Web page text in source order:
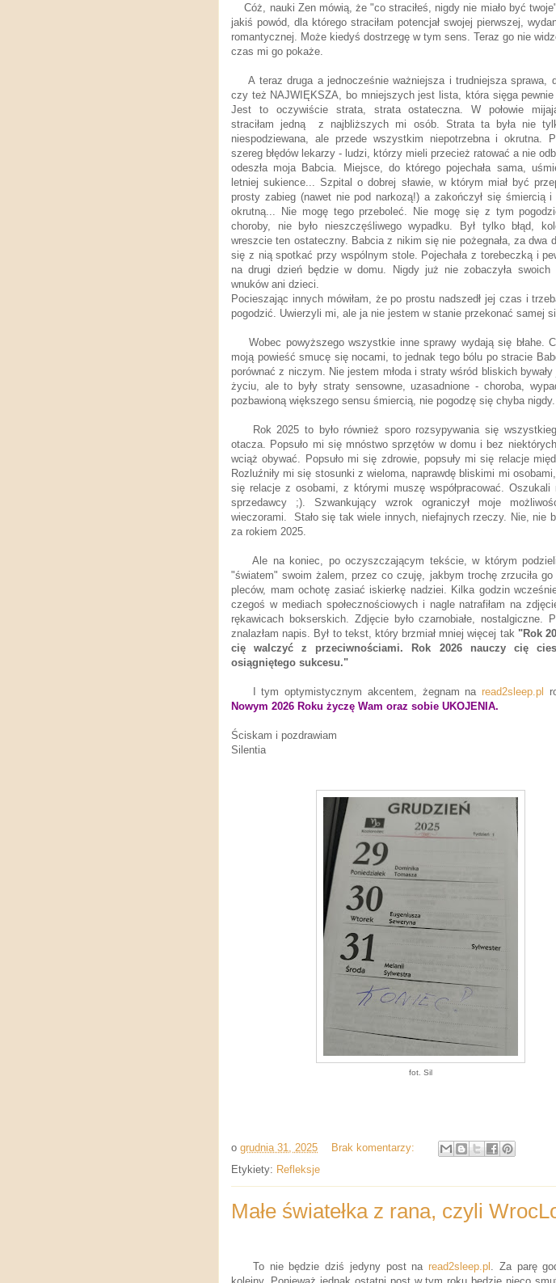
Cóż, nauki Zen mówią, że "co straciłeś, nigdy nie miało być
jakiś powód, dla którego straciłam potencjał swojej pierwszej,
romantycznej. Może kiedyś dostrzegę w tym sens. Teraz go nie
czas mi go pokaże.
A teraz druga a jednocześnie ważniejsza i trudniejsza sprawa,
czy też NAJWIĘKSZA, bo mniejszych jest lista, która sięga pewnie
Jest to oczywiście strata, strata ostateczna. W połowie
straciłam jedną z najbliższych mi osób. Strata ta była nie
niespodziewana, ale przede wszystkim niepotrzebna i okrutna.
szereg błędów lekarzy - ludzi, którzy mieli przecież ratować a nie
odeszła moja Babcia. Miejsce, do którego pojechała sama,
letniej sukience... Szpital o dobrej sławie, w którym miał być
prosty zabieg (nawet nie pod narkozą!) a zakończył się śmiercią
okrutną... Nie mogę tego przeboleć. Nie mogę się z tym
choroby, nie było nieszczęśliwego wypadku. Był tylko błąd,
wreszcie ten ostateczny. Babcia z nikim się nie pożegnała, za dwa
się z nią spotkać przy wspólnym stole. Pojechała z torebeczką i
na drugi dzień będzie w domu. Nigdy już nie zobaczyła swoich
wnuków ani dzieci.
Pocieszając innych mówiłam, że po prostu nadszedł jej czas i
pogodzić. Uwierzyli mi, ale ja nie jestem w stanie przekonać samej
Wobec powyższego wszystkie inne sprawy wydają się błahe.
moją powieść smucę się nocami, to jednak tego bólu po stracie
porównać z niczym. Nie jestem młoda i straty wśród bliskich
życiu, ale to były straty sensowne, uzasadnione - choroba,
pozbawioną większego sensu śmiercią, nie pogodzę się chyba nigdy.
Rok 2025 to było również sporo rozsypywania się
otacza. Popsuło mi się mnóstwo sprzętów w domu i bez
wciąż obywać. Popsuło mi się zdrowie, popsuły mi się relacje
Rozluźniły mi się stosunki z wieloma, naprawdę bliskimi mi
się relacje z osobami, z którymi muszę współpracować. Oszukali
sprzedawcy ;). Szwankujący wzrok ograniczył moje
wieczorami. Stało się tak wiele innych, niefajnych rzeczy. Nie, nie
za rokiem 2025.
Ale na koniec, po oczyszczającym tekście, w którym
"światem" swoim żalem, przez co czuję, jakbym trochę zrzuciła go
pleców, mam ochotę zasiać iskierkę nadziei. Kilka godzin
czegoś w mediach społecznościowych i nagle natrafiłam na
rękawicach bokserskich. Zdjęcie było czarnobiałe, nostalgiczne.
znalazłam napis. Był to tekst, który brzmiał mniej więcej tak "Rok
cię walczyć z przeciwnościami. Rok 2026 nauczy cię
osiągniętego sukcesu."
I tym optymistycznym akcentem, żegnam na read2sleep.pl
Nowym 2026 Roku życzę Wam oraz sobie UKOJENIA.
Ściskam i pozdrawiam
Silentia
fot. Sil
o grudnia 31, 2025
Brak komentarzy:
Etykiety: Refleksje
Małe światełka z rana, czyli
To nie będzie dziś jedyny post naread2sleep.pl . Za parę
kolejny. Ponieważ jednak ostatni post w tym roku będzie nieco